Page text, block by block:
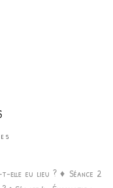
elle eu lieu ? ♦ Séance 2